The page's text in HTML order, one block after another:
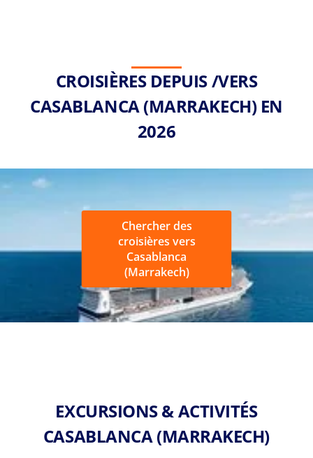
CROISIÈRES DEPUIS /VERS
CASABLANCA (MARRAKECH) EN
2026
Chercher des
croisières vers
Casablanca
(Marrakech)
EXCURSIONS & ACTIVITÉS
CASABLANCA (MARRAKECH)